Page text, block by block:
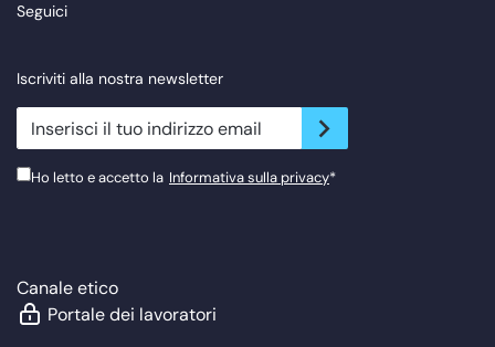
Seguici
Iscriviti alla nostra newsletter
newsletter.suscribe
Ho letto e accetto la Informativa sulla privacy*
Canale etico
Portale dei lavoratori